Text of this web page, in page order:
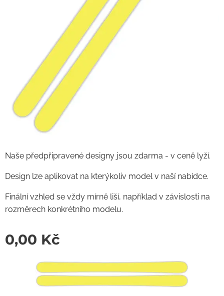
Naše předpřipravené designy jsou zdarma - v ceně lyží.
Design lze aplikovat na kterýkoliv model v naší nabídce.
Finální vzhled se vždy mírně liší, například v závislosti na
rozměrech konkrétního modelu.
0,00 Kč